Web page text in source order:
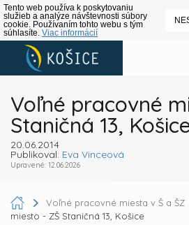
Tento web používa k poskytovaniu
služieb a analýze návštevnosti súbory
cookie. Používaním tohto webu s tým
súhlasíte. Viac informácií
Voľné pracovné
Staničná 13,
20.06.2014
Publikoval: Eva Vinceová
Upravené: 12.06.2026
Voľné pracovné miesta v Š a ŠZ
miesto - ZŠ Staničná 13, Košice